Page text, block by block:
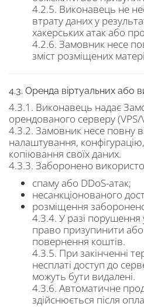
4.2.5. Виконавець не
втрату даних у
хакерських атак або
4.2.6. Замовник несе
зміст розміщених
4.3. Оренда віртуальних або
4.3.1. Виконавець надає
орендованого серверу (VPS/
4.3.2. Замовник несе повну
налаштування,
копіювання своїх даних.
4.3.3. Заборонено
спаму або DDoS-атак;
несанкціонованого
розміщення
4.3.4. У разі
право призупинити або
повернення коштів.
4.3.5. При закінченні
несплаті доступ до
можуть бути видалені.
4.3.6. Автоматичне
здійснюється після